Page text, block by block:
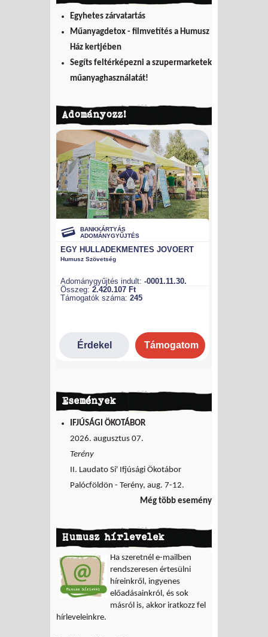
Egyhetes zárvatartás
Műanyagdetox - filmvetítés a Humusz
Ház kertjében
Segíts feltérképezni a szupermarketek
műanyaghasználatát!
Adományozz!
Események
IFJÚSÁGI ÖKOTÁBOR
2026. augusztus 07.
Terény
II. Laudato Si' Ifjúsági Ökotábor
Palócföldön - Terény, aug. 7-12.
Még több esemény
Humusz hírlevelek
Ha szeretnél e-mailben
rendszeresen értesülni
híreinkről, ingyenes
előadásainkról, és sok
másról is, akkor iratkozz fel
hírleveleinkre.